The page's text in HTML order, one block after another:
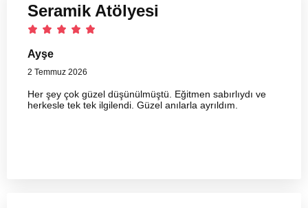
Seramik Atölyesi
Ayşe
2 Temmuz 2026
Her şey çok güzel düşünülmüştü. Eğitmen sabırlıydı ve
herkesle tek tek ilgilendi. Güzel anılarla ayrıldım.